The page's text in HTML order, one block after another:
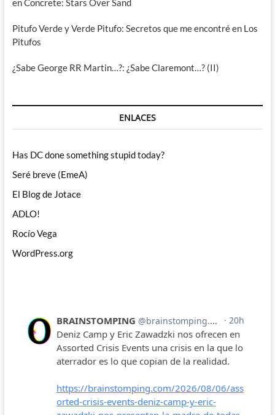
en Concrete: Stars Over Sand
Pitufo Verde y Verde Pitufo: Secretos que me encontré en Los
Pitufos
¿Sabe George RR Martin…?: ¿Sabe Claremont…? (II)
ENLACES
Has DC done something stupid today?
Seré breve (EmeA)
El Blog de Jotace
ADLO!
Rocío Vega
WordPress.org